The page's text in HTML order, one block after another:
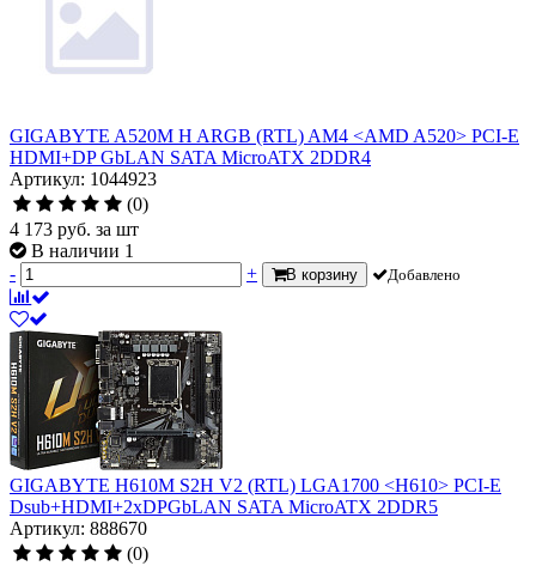
GIGABYTE A520M H ARGB (RTL) AM4 <AMD A520> PCI-E
HDMI+DP GbLAN SATA MicroATX 2DDR4
Артикул: 1044923
(0)
4 173 руб. за шт
В наличии 1
-
+ В корзину Добавлено
GIGABYTE H610M S2H V2 (RTL) LGA1700 <H610> PCI-E
Dsub+HDMI+2xDPGbLAN SATA MicroATX 2DDR5
Артикул: 888670
(0)